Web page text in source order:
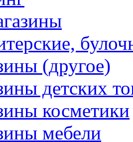
(другое)
детских
косметики
мебели